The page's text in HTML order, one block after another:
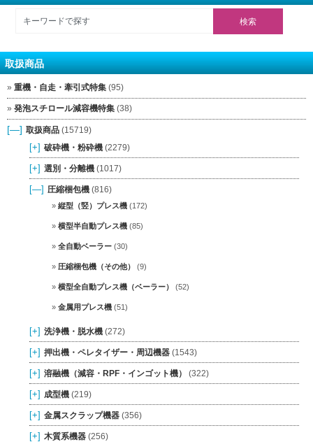
取扱商品
重機・自走・牽引式特集 (95)
発泡スチロール減容機特集 (38)
[—] 取扱商品 (15719)
[+] 破砕機・粉砕機 (2279)
[+] 選別・分離機 (1017)
[—] 圧縮梱包機 (816)
縦型（竪）プレス機 (172)
横型半自動プレス機 (85)
全自動ベーラー (30)
圧縮梱包機（その他） (9)
横型全自動プレス機（ベーラー） (52)
金属用プレス機 (51)
[+] 洗浄機・脱水機 (272)
[+] 押出機・ペレタイザー・周辺機器 (1543)
[+] 溶融機（減容・RPF・インゴット機） (322)
[+] 成型機 (219)
[+] 金属スクラップ機器 (356)
[+] 木質系機器 (256)